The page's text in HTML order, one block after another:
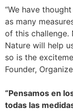
“We have
as many
of this challenge.
Nature will help
so is the
Founder,
“Pensamos en
todas las